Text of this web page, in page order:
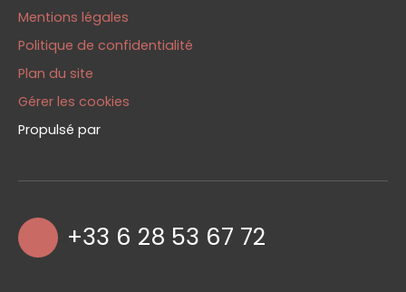
Mentions légales
Politique de confidentialité
Plan du site
Gérer les cookies
Propulsé par
+33 6 28 53 67 72